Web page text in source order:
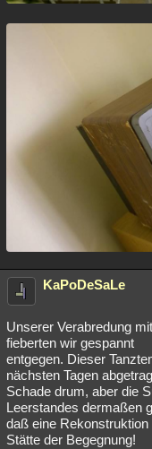
KaPoDeSaLe
Unserer Verabredung
fieberten wir gespannt
entgegen. Dieser
nächsten Tagen
Schade drum, aber die
Leerstandes dermaßen
daß eine
Stätte der Begegnung!